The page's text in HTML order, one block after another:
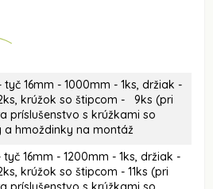
tyč 16mm - 1000mm - 1ks, držiak -
krúžok so štipcom - 9ks (pri
príslušenstvo s krúžkami so
a hmoždinky na montáž
tyč 16mm - 1200mm - 1ks, držiak -
krúžok so štipcom - 11ks (pri